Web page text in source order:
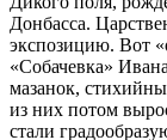
Донбасса.
экспозицию. Вот
«Собачевка»
мазанок,
из них потом
стали